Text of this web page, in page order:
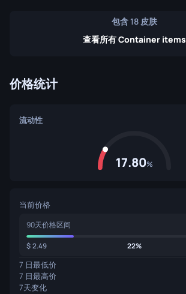
包含 18 皮肤
查看所有 Container items
价格统计
流动性
17.80%
当前价格
90天价格区间
2.49 22%
7 日最低价
7 日最高价
7天变化